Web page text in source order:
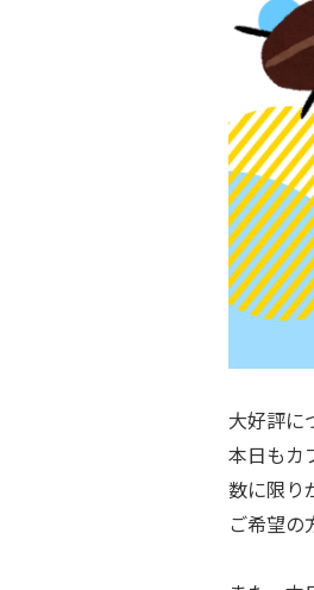
大好評に
本日もカ
数に限り
ご希望